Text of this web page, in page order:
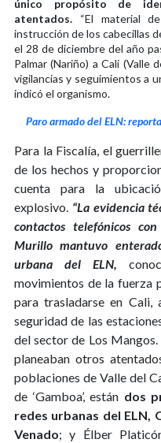
único propósito de
atentados. “El material
instrucción de los cabecillas
el 28 de diciembre del año
Palmar (Nariño) a Cali (Valle
vigilancias y seguimientos a
indicó el organismo.
Paro armado del ELN:
Para la Fiscalía, el
de los hechos y
cuenta para la
explosivo. “La evidencia
contactos telefónicos
Murillo mantuvo
urbana del ELN,
movimientos de la fuerza
para trasladarse en Cali,
seguridad de las
del sector de Los
planeaban otros
poblaciones de Valle del
de ‘Gamboa’, están dos
redes urbanas del ELN,
Venado; y Élber